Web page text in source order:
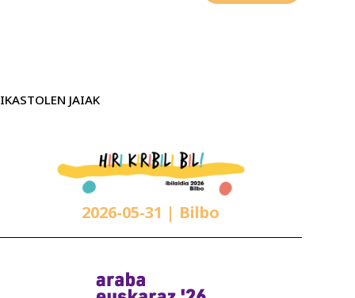
IKASTOLEN JAIAK
2026-05-31 | Bilbo